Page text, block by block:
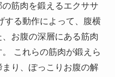
筋肉を鍛えるエクササ
する動作によって、腹横
お腹の深層にある筋肉
これらの筋肉が鍛えら
り、ぽっこりお腹の解